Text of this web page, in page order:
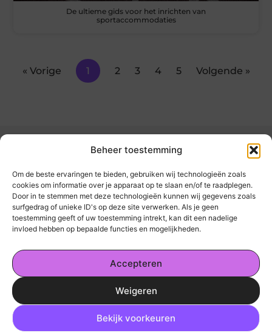
Beheer toestemming
Om de beste ervaringen te bieden, gebruiken wij technologieën zoals
cookies om informatie over je apparaat op te slaan en/of te raadplegen.
Door in te stemmen met deze technologieën kunnen wij gegevens zoals
surfgedrag of unieke ID's op deze site verwerken. Als je geen
toestemming geeft of uw toestemming intrekt, kan dit een nadelige
invloed hebben op bepaalde functies en mogelijkheden.
Accepteren
Weigeren
Bekijk voorkeuren
Ga Naar
De ultieme gids voor het inrichten van
sportaccommodaties
« Vorige 1 2 3 4 5 Volgende »
kickinsite.nl – Echt, eerlijk, alles wat telt.
Een verzameling van blogs en artikelen die
een breed scala aan onderwerpen uit het
dagelijks leven behandelen.